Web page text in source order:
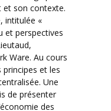
et son contexte.
intitulée «
et perspectives
Ware. Au cours
et les
Une
de présenter
des